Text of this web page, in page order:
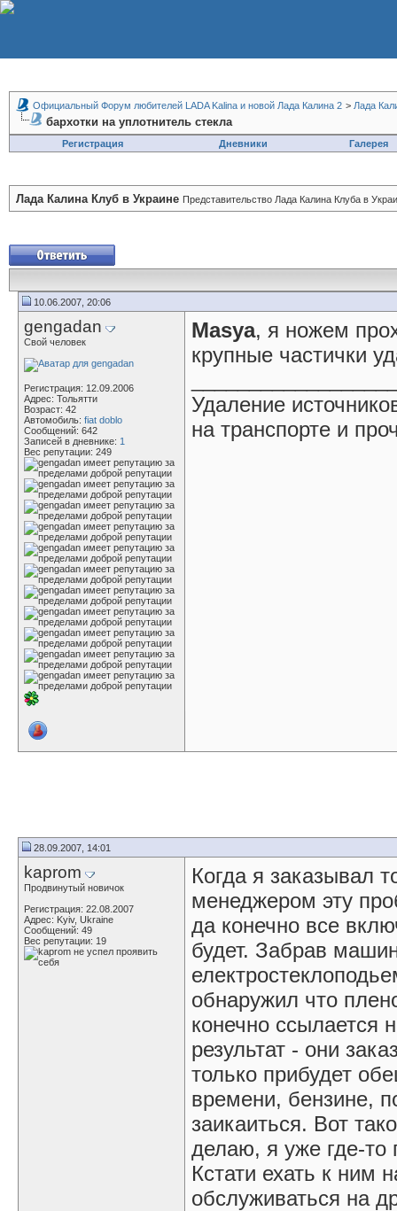
Официальный Форум любителей LADA Kalina и новой Лада Калина 2 > Лада
бархотки на уплотнитель стекла
Регистрация Дневники Галерея
Лада Калина Клуб в Украине Представительство Лада Калина Клуба в
10.06.2007, 20:06
gengadan
Свой человек
Регистрация: 12.09.2006
Адрес: Тольятти
Возраст: 42
Автомобиль: fiat doblo
Сообщений: 642
Записей в дневнике: 1
Вес репутации: 249
Masya, я ножем
крупные частички
Удаление
на транспорте и
28.09.2007, 14:01
kaprom
Продвинутый новичок
Регистрация: 22.08.2007
Адрес: Kyiv, Ukraine
Сообщений: 49
Вес репутации: 19
Когда я заказывал
менеджером эту
да конечно все
будет. Забрав
обнаружил что
конечно ссылается
результат - они
только прибудет
времени, бензине,
заикаиться. Вот
делаю, я уже где-то
Кстати ехать к ним
обслуживаться на